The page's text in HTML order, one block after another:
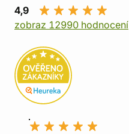
4,9
zobraz 12990 hodnocení